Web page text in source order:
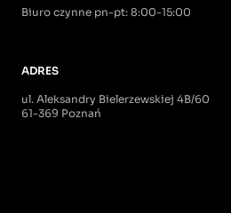
Biuro czynne pn-pt: 8:00-15:00
ADRES
ul. Aleksandry Bielerzewskiej 4B/60
61-369 Poznań